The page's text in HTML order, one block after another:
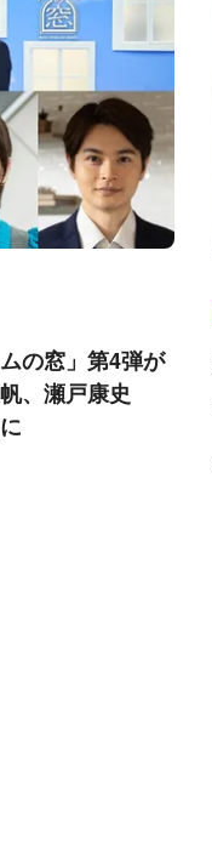
の窓」第4弾が
、瀬戸康史